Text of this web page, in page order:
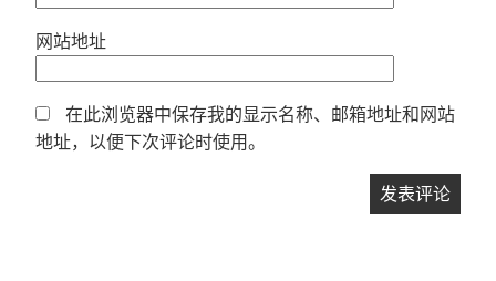
网站地址
在此浏览器中保存我的显示名称、邮箱地址和网站
地址，以便下次评论时使用。